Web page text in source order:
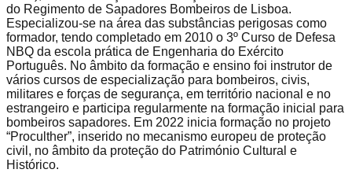
do Regimento de Sapadores Bombeiros de Lisboa.
Especializou-se na área das substâncias perigosas como
formador, tendo completado em 2010 o 3º Curso de Defesa
NBQ da escola prática de Engenharia do Exército
Português. No âmbito da formação e ensino foi instrutor de
vários cursos de especialização para bombeiros, civis,
militares e forças de segurança, em território nacional e no
estrangeiro e participa regularmente na formação inicial para
bombeiros sapadores. Em 2022 inicia formação no projeto
“Proculther”, inserido no mecanismo europeu de proteção
civil, no âmbito da proteção do Património Cultural e
Histórico.